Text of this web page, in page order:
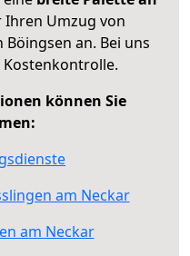
Ihren Umzug von
Böingsen an. Bei uns
Kostenkontrolle.
können Sie
am Neckar
am Neckar